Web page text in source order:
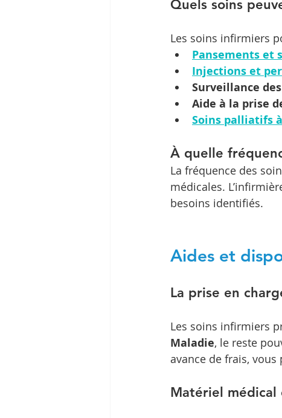
Quels soins
Les soins infirmiers
Pansements et
Injections et
Surveillance
Aide à la prise
Soins palliatifs
À quelle
La fréquence des
médicales.
besoins identifiés.
Aides et
La prise en
Les soins infirmiers
Maladie, le reste
avance de frais,
Matériel médical